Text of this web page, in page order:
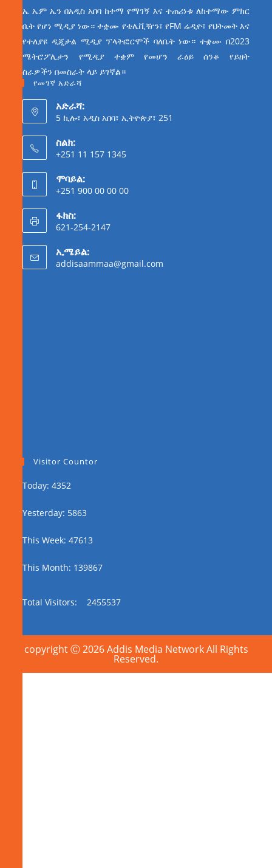
ኤ ኤም ኤን በአዲስ አበባ ከተማ የማገኝ እና ተጠሪነቱ ለከተማው ምክር
ቤት የሆነ ሚዲያ ነው። ተቋሙ የቴሌቪዥን፣ የFM ሬዲዮ፣ የህትመት እና
የተለያዩ ዲጂታል ሚዲያ ፕላትፎርሞች ባለቤት ነው። ተቋሙ በ2023
ሜትሮፖሊታን የሚዲያ ተቋም የመሆን ራዕይ ሰንቆ የይዘት
ስራዎችን በመስራት ላይ ይገኛል።
የመገኛ አድራሻ
አድራሻ:
5 ኪሎ፣ አዲስ አበባ፣ ኢትዮጵያ፣ 251
ስልክ:
+251 11 157 1345
ሞባይል:
+251 900 00 00 00
ፋክስ:
621-254-2147
ኢሜይል:
addisaammaa@gmail.com
Visitor Countor
Today: 4352
Yesterday: 5863
This Week: 47613
This Month: 139867
Total Visitors: 2455537
copyright Ⓒ 2026 Addis Media Network All Rights
Reserved.